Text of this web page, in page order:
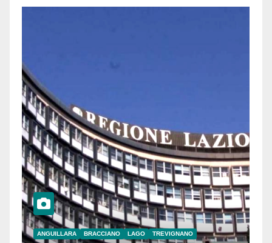
ANGUILLARA BRACCIANO LAGO TREVIGNANO